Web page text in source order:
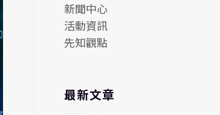
新聞中心
活動資訊
先知觀點
最新文章